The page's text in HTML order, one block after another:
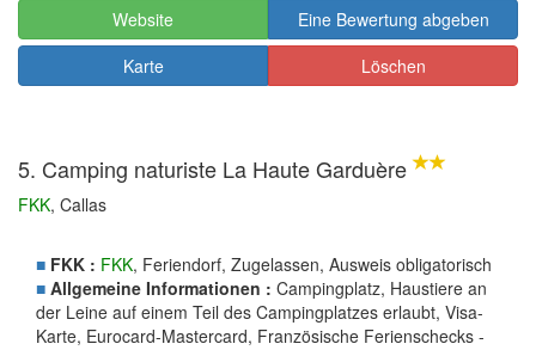
Website
Eine Bewertung abgeben
Karte
Löschen
5. Camping naturiste La Haute Garduère
FKK, Callas
■ FKK : FKK, Feriendorf, Zugelassen, Ausweis obligatorisch
■ Allgemeine Informationen : Campingplatz, Haustiere an
der Leine auf einem Teil des Campingplatzes erlaubt, Visa-
Karte, Eurocard-Mastercard, Französische Ferienschecks -